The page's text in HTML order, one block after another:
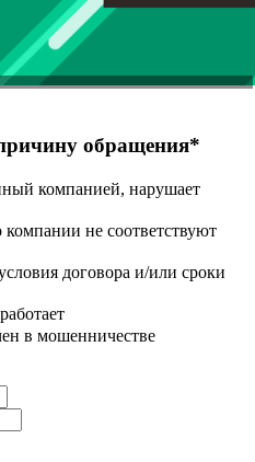
обращения*
компанией, нарушает
не соответствуют
договора и/или сроки
в мошенничестве